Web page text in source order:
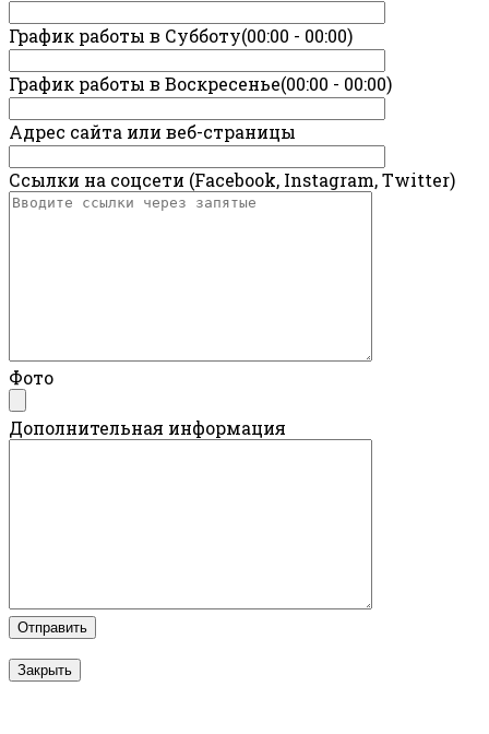
График работы в Субботу(00:00 - 00:00)
График работы в Воскресенье(00:00 - 00:00)
Адрес сайта или веб-страницы
Ссылки на соцсети (Facebook, Instagram, Twitter)
Фото
Дополнительная информация
Закрыть